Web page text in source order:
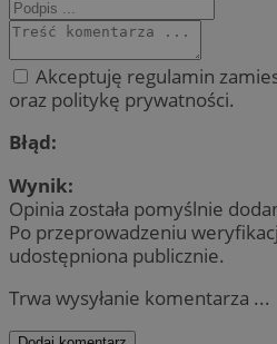
Akceptuję regulamin
oraz politykę prywatności.
Błąd:
Wynik:
Opinia została pomyślnie
Po przeprowadzeniu
udostępniona publicznie.
Trwa wysyłanie komentarza ...